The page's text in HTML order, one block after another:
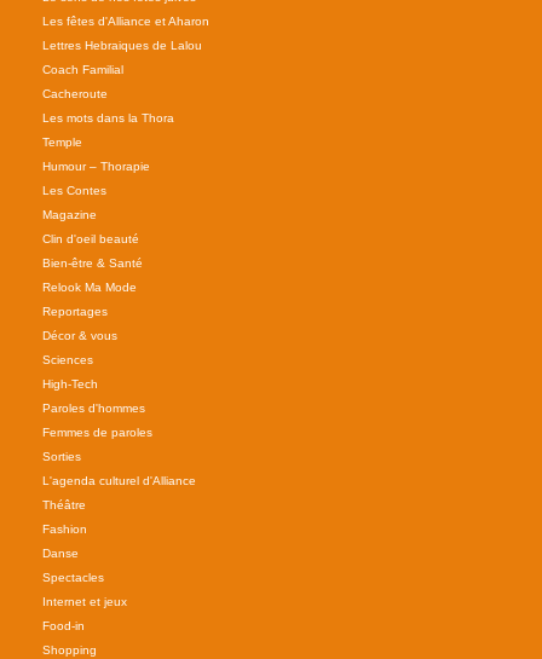
Les fêtes d'Alliance et Aharon
Lettres Hebraiques de Lalou
Coach Familial
Cacheroute
Les mots dans la Thora
Temple
Humour – Thorapie
Les Contes
Magazine
Clin d'oeil beauté
Bien-être & Santé
Relook Ma Mode
Reportages
Décor & vous
Sciences
High-Tech
Paroles d'hommes
Femmes de paroles
Sorties
L'agenda culturel d'Alliance
Théâtre
Fashion
Danse
Spectacles
Internet et jeux
Food-in
Shopping